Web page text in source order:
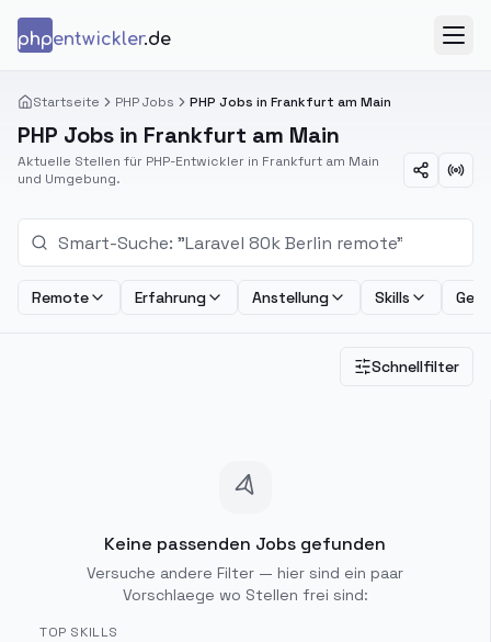
phpentwickler.de
Startseite PHP Jobs PHP Jobs in Frankfurt am Main
PHP Jobs in Frankfurt am Main
Aktuelle Stellen für PHP-Entwickler in Frankfurt am Main
und Umgebung.
Remote Erfahrung Anstellung Skills
Schnellfilter
Keine passenden Jobs gefunden
Versuche andere Filter — hier sind ein paar
Vorschlaege wo Stellen frei sind:
TOP SKILLS